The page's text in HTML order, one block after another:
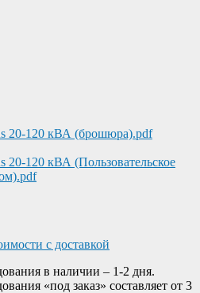
20-120 кВА (брошюра).pdf
20-120 кВА (Пользовательское
с доставкой
в наличии – 1-2 дня.
«под заказ» составляет от 3